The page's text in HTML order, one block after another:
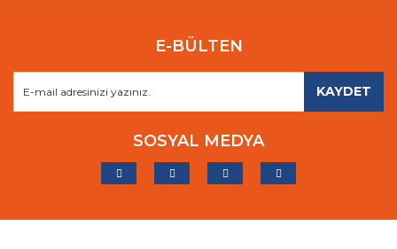
E-BÜLTEN
KAYDET
SOSYAL MEDYA